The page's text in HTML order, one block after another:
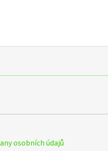
osobních údajů